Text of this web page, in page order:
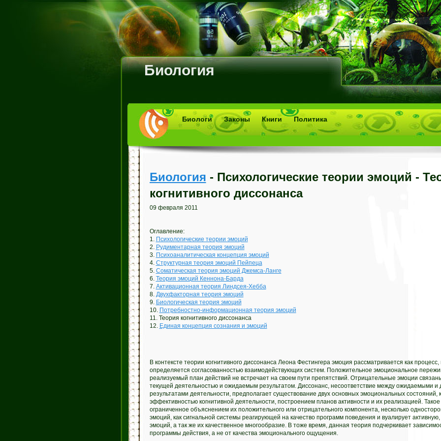
Биология
Биологи Законы Книги Политика
Биология - Психологические теории эмоций -
когнитивного диссонанса
09 февраля 2011
Оглавление:
1. Психологические теории эмоций
2. Рудиментарная теория эмоций
3. Психоаналитическая концепция эмоций
4. Структурная теория эмоций Пейпеца
5. Соматическая теория эмоций Джемса-Ланге
6. Теория эмоций Кеннона-Барда
7. Активационная теория Линдсея-Хебба
8. Двухфакторная теория эмоций
9. Биологическая теория эмоций
10. Потребностно-информационная теория эмоций
11. Теория когнитивного диссонанса
12. Единая концепция сознания и эмоций
В контексте теории когнитивного диссонанса Леона Фестингера эмоция рассматривается как процесс,
определяется согласованностью взаимодействующих систем. Положительное эмоциональное
реализуемый план действий не встречает на своем пути препятствий. Отрицательные эмоции
текущей деятельностью и ожидаемым результатом. Диссонанс, несоответствие между ожидаемыми и
результатами деятельности, предполагает существование двух основных эмоциональных
эффективностью когнитивной деятельности, построением планов активности и их реализацией.
ограниченное объяснением их положительного или отрицательного компонента, несколько
эмоций, как сигнальной системы реагирующей на качество программ поведения и вуалирует активную,
эмоций, а так же их качественное многообразие. В тоже время, данная теория подчеркивает
программы действия, а не от качества эмоционального ощущения.